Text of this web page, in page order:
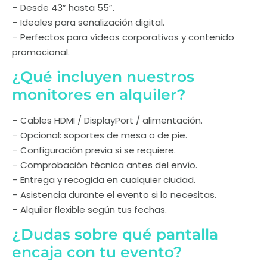
– Desde 43” hasta 55”.
– Ideales para señalización digital.
– Perfectos para vídeos corporativos y contenido
promocional.
¿Qué incluyen nuestros
monitores en alquiler?
– Cables HDMI / DisplayPort / alimentación.
– Opcional: soportes de mesa o de pie.
– Configuración previa si se requiere.
– Comprobación técnica antes del envío.
– Entrega y recogida en cualquier ciudad.
– Asistencia durante el evento si lo necesitas.
– Alquiler flexible según tus fechas.
¿Dudas sobre qué pantalla
encaja con tu evento?